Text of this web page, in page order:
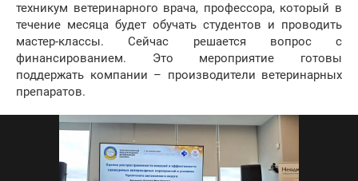
техникум ветеринарного врача, профессора, который в
течение месяца будет обучать студентов и проводить
мастер-классы. Сейчас решается вопрос с
финансированием. Это мероприятие готовы
поддержать компании – производители ветеринарных
препаратов.